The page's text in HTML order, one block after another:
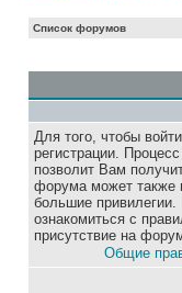
Список форумов
Для того, чтобы
регистрации.
позволит Вам
форума может также
большие
ознакомиться с
присутствие на
Общие